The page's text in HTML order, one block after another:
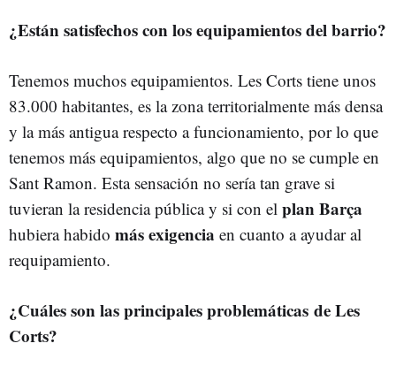
¿Están satisfechos con los equipamientos del barrio?
Tenemos muchos equipamientos. Les Corts tiene unos
83.000 habitantes, es la zona territorialmente más densa
y la más antigua respecto a funcionamiento, por lo que
tenemos más equipamientos, algo que no se cumple en
Sant Ramon. Esta sensación no sería tan grave si
tuvieran la residencia pública y si con el plan Barça
hubiera habido más exigencia en cuanto a ayudar al
requipamiento.
¿Cuáles son las principales problemáticas de Les
Corts?